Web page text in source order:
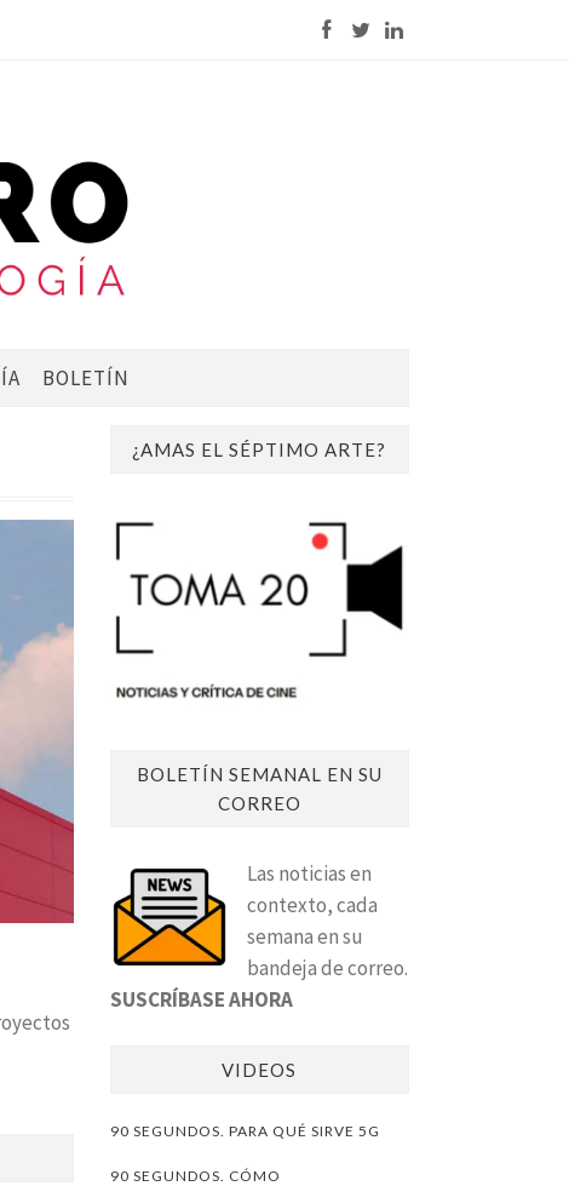
BOLETÍN
¿AMAS EL SÉPTIMO ARTE?
BOLETÍN SEMANAL EN SU
CORREO
Las noticias en
contexto, cada
semana en su
bandeja de correo.
SUSCRÍBASE AHORA
VIDEOS
90 SEGUNDOS. PARA QUÉ SIRVE 5G
90 SEGUNDOS. CÓMO